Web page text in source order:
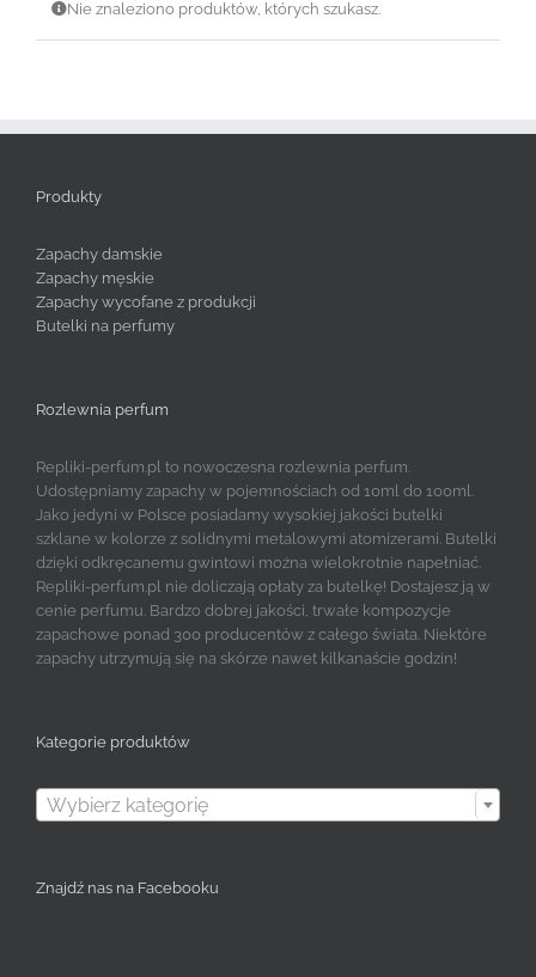
Nie znaleziono produktów, których szukasz.
Produkty
Zapachy damskie
Zapachy męskie
Zapachy wycofane z produkcji
Butelki na perfumy
Rozlewnia perfum
Repliki-perfum.pl to nowoczesna rozlewnia perfum.
Udostępniamy zapachy w pojemnościach od 10ml do 100ml.
Jako jedyni w Polsce posiadamy wysokiej jakości butelki
szklane w kolorze z solidnymi metalowymi atomizerami. Butelki
dzięki odkręcanemu gwintowi można wielokrotnie napełniać.
Repliki-perfum.pl nie doliczają opłaty za butelkę! Dostajesz ją w
cenie perfumu. Bardzo dobrej jakości, trwałe kompozycje
zapachowe ponad 300 producentów z całego świata. Niektóre
zapachy utrzymują się na skórze nawet kilkanaście godzin!
Kategorie produktów
Wybierz kategorię
Znajdź nas na Facebooku